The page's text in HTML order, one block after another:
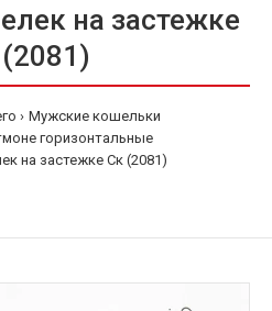
на застежке
Мужские кошельки
горизонтальные
на застежке Ск (2081)